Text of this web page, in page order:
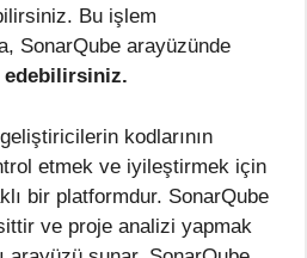
Bu işlem
SonarQube arayüzünde
kodlarının
etmek ve iyileştirmek için
bir platformdur. SonarQube
ve proje analizi yapmak